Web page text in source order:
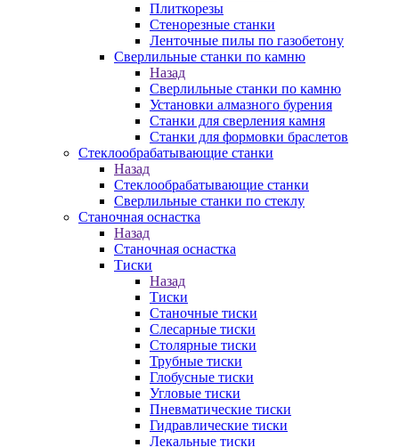
Плиткорезы
Стенорезные станки
Ленточные пилы по газобетону
Сверлильные станки по камню
Назад
Сверлильные станки по камню
Установки алмазного бурения
Станки для сверления камня
Станки для формовки браслетов
Стеклообрабатывающие станки
Назад
Стеклообрабатывающие станки
Сверлильные станки по стеклу
Станочная оснастка
Назад
Станочная оснастка
Тиски
Назад
Тиски
Станочные тиски
Слесарные тиски
Столярные тиски
Трубные тиски
Глобусные тиски
Угловые тиски
Пневматические тиски
Гидравлические тиски
Лекальные тиски